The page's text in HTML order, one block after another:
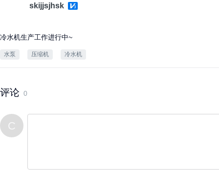
skijjsjhsk
冷水机生产工作进行中~
水泵 压缩机 冷水机
评论 0
C